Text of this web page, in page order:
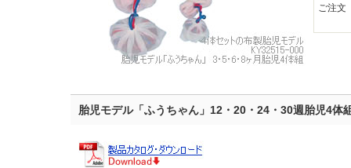
ご注文
胎児モデル「ふうちゃん」12・20・24・30週胎児4体